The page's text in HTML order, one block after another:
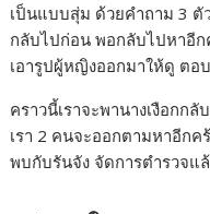
เป็นแบบสุ่ม ด้วยคำถาม 3 ตั
กลับไปก่อน พอกลับไปหาอี
เอารูปผู้หญิงออกมาให้ดู ตอ
คราวนี้เราจะพานางเงือกก
เรา 2 คนจะออกตามหาอีกค
พบกับรันจัง จัดการตำรวจแ